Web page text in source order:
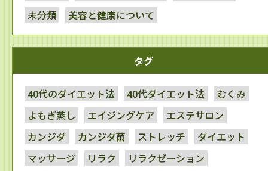
未分類
美容と健康について
タグ
40代のダイエット法 40代ダイエット法
むくみ
よもぎ蒸し
エイジングケア
エステサロン
カンジダ
カンジダ菌 ストレッチ
ダイエット
マッサージ
リラク
リラクゼーション